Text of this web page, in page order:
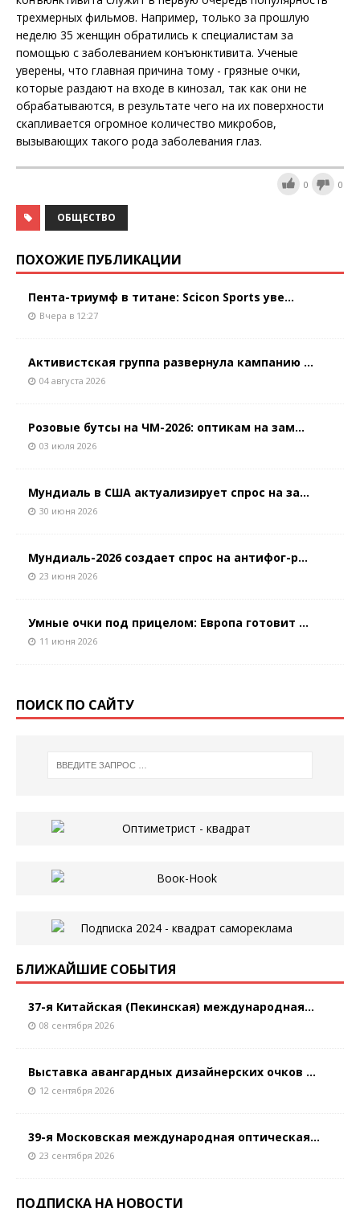
трехмерных фильмов. Например, только за прошлую
неделю 35 женщин обратились к специалистам за
помощью с заболеванием конъюнктивита. Ученые
уверены, что главная причина тому - грязные очки,
которые раздают на входе в кинозал, так как они не
обрабатываются, в результате чего на их поверхности
скапливается огромное количество микробов,
вызывающих такого рода заболевания глаз.
0 0
ОБЩЕСТВО
ПОХОЖИЕ ПУБЛИКАЦИИ
Пента-триумф в титане: Scicon Sports уве...
Вчера в 12:27
Активистская группа развернула кампанию ...
04 августа 2026
Розовые бутсы на ЧМ-2026: оптикам на зам...
03 июля 2026
Мундиаль в США актуализирует спрос на за...
30 июня 2026
Мундиаль-2026 создает спрос на антифог-р...
23 июня 2026
Умные очки под прицелом: Европа готовит ...
11 июня 2026
ПОИСК ПО САЙТУ
БЛИЖАЙШИЕ СОБЫТИЯ
37-я Китайская (Пекинская) международная...
08 сентября 2026
Выставка авангардных дизайнерских очков ...
12 сентября 2026
39-я Московская международная оптическая...
23 сентября 2026
ПОДПИСКА НА НОВОСТИ